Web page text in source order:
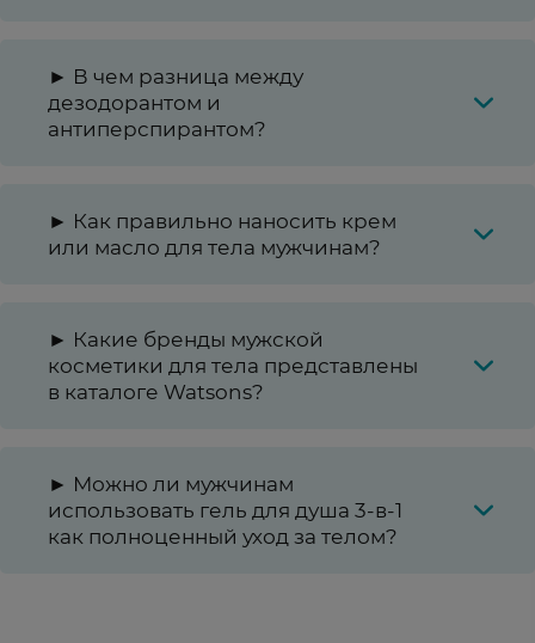
► В чем разница между
дезодорантом и
антиперспирантом?
► Как правильно наносить крем
или масло для тела мужчинам?
► Какие бренды мужской
косметики для тела представлены
в каталоге Watsons?
► Можно ли мужчинам
использовать гель для душа 3-в-1
как полноценный уход за телом?